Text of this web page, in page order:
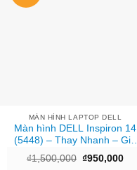
MÀN HÌNH LAPTOP DELL
Màn hình DELL Inspiron 14
(5448) – Thay Nhanh – Giá
₫1,500,000 Giá
₫950,000Giá